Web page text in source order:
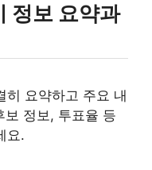
정보 요약과
히 요약하고 주요 내
보 정보, 투표율 등
요.